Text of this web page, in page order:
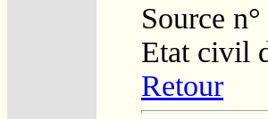
Source
Etat civil
Retour